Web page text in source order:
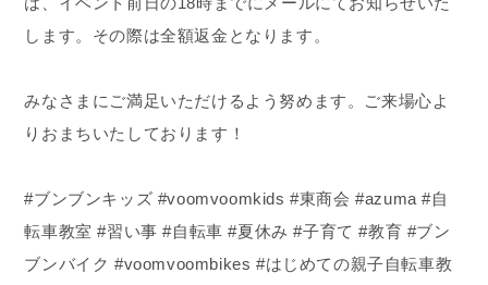
します。その際は全額返金となります。
みなさまにご満足いただけるよう努めます。ご来場心よ
りおまちいたしております！
#ブンブンキッズ #voomvoomkids #東商会 #azuma #自
転車教室 #習い事 #自転車 #夏休み #子育て #教育 #ブン
ブンバイク #voomvoombikes #はじめての親子自転車教